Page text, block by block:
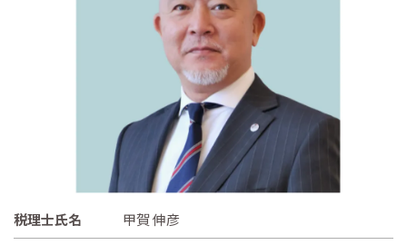
税理士氏名
甲賀 伸彦